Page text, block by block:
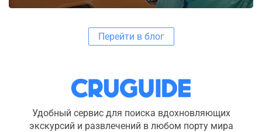
Перейти в блог
Удобный сервис для поиска вдохновляющих
экскурсий и развлечений в любом порту мира